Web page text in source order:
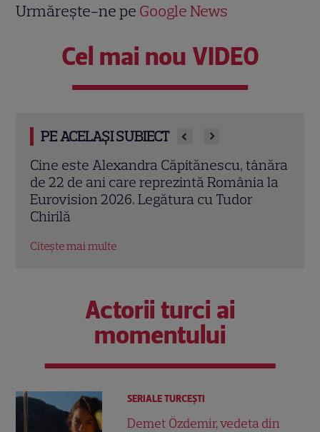
Urmărește-ne pe Google News
Cel mai nou VIDEO
PE ACELAȘI SUBIECT
Cine este Alexandra Căpitănescu, tânăra
de 22 de ani care reprezintă România la
Eurovision 2026. Legătura cu Tudor
Chirilă
Citește mai multe
Actorii turci ai
momentului
SERIALE TURCEŞTI
Demet Özdemir, vedeta din